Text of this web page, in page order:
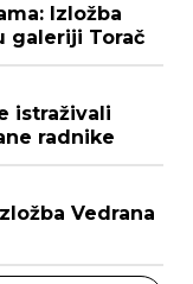
Izložba
galeriji Torač
istraživali
radnike
Vedrana